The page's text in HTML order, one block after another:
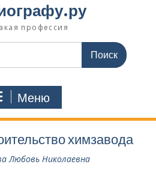
профессия
Меню
химзавода
Любовь Николаевна